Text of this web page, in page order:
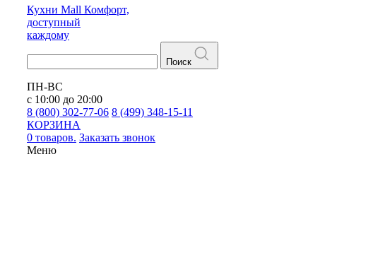
Кухни Mall Комфорт,
доступный
каждому
Поиск
ПН-ВС
с 10:00 до 20:00
8 (800) 302-77-06 8 (499) 348-15-11
КОРЗИНА
0 товаров. Заказать звонок
Меню